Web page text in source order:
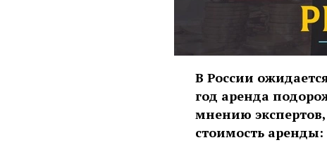
В России
год аренда
мнению
стоимость аренды: